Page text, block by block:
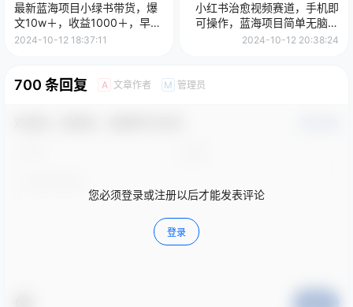
最新蓝海项目小绿书带货，爆
文10w＋，收益1000＋，早入
局早获益！！
2024-10-12 18:37:11
小红书治愈视频赛道，手机即
可操作，蓝海项目简单无脑，
单日可赚300+
2024-10-12 20:38:24
700 条回复 A 文章作者 M 管理员
您必须登录或注册以后才能发表评论
登录